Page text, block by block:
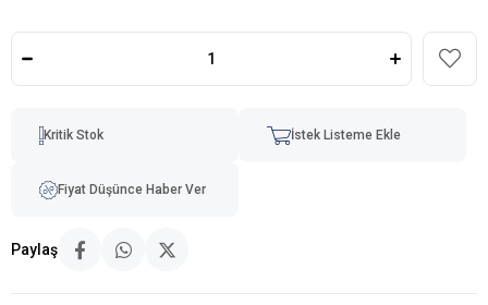
Kritik Stok İstek Listeme Ekle
Fiyat Düşünce Haber Ver
Paylaş